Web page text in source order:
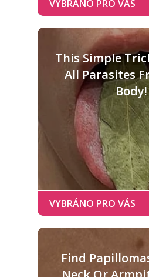
This Simple
All Parasites
Body!
Find